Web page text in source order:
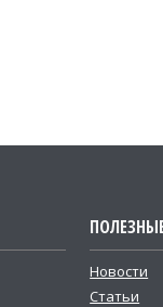
Новости
Статьи